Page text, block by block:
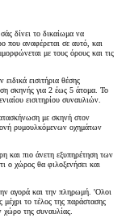
δίνει το δικαίωμα να
που αναφέρεται σε αυτό, και
με τους όρους και τις
εισιτήρια θέσης
σκηνής για 2 έως 5 άτομα. Το
εισιτηρίου συναυλιών.
με σκηνή στον
ρυμουλκόμενων οχημάτων
και πιο άνετη εξυπηρέτηση των
ο χώρος θα φιλοξενήσει και
αγορά και την πληρωμή. 'Ολοι
μέχρι το τέλος της παράστασης
χώρο της συναυλίας.